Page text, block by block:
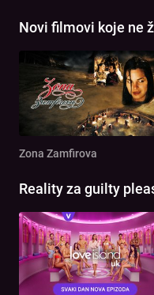
Novi filmovi koje ne
Zona Zamfirova
Reality za guilty